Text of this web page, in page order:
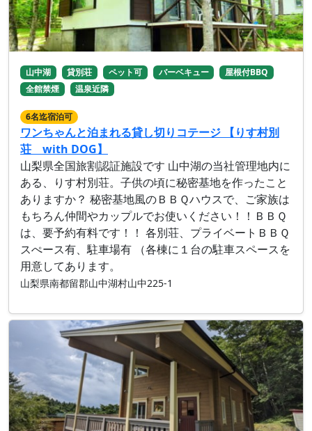
山中湖 貸別荘 ペット可 バーベキュー
屋根付BBQ
全館禁煙
温泉近隣
6名迄宿泊可
ワンちゃんと泊まれる貸し切りコテージ 【りす村別
荘 with DOG】
山梨県全国旅割認証施設です 山中湖の当社管理地内に
ある、りす村別荘。子供の頃に秘密基地を作ったこと
ありますか？ 秘密基地風のＢＢＱハウスで、ご家族は
もちろん仲間やカップルでお使いください！！ＢＢＱ
は、要予約有料です！！ 各別荘、プライベートＢＢＱ
スぺース有、駐車場有 （各棟に１台の駐車スペースを
用意してあります。
山梨県南都留郡山中湖村山中225-1